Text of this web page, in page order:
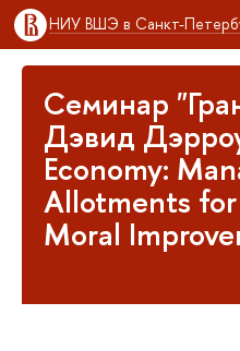
НИУ ВШЭ в Санкт-
Семинар
Дэвид
Economy:
Allotments for
Moral